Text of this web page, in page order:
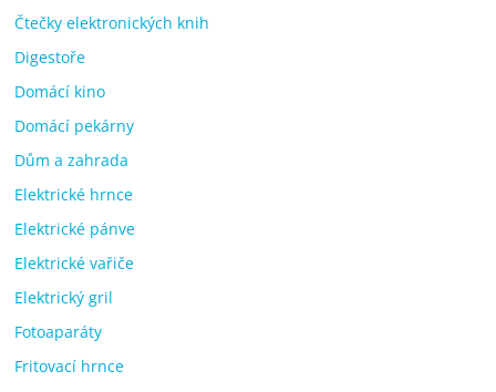
Čtečky elektronických knih
Digestoře
Domácí kino
Domácí pekárny
Dům a zahrada
Elektrické hrnce
Elektrické pánve
Elektrické vařiče
Elektrický gril
Fotoaparáty
Fritovací hrnce